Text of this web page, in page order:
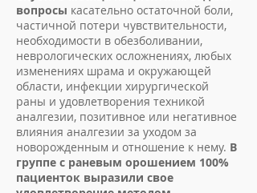
вопросы касательно остаточной боли,
частичной потери чувствительности,
необходимости в обезболивании,
неврологических осложнениях, любых
изменениях шрама и окружающей
области, инфекции хирургической
раны и удовлетворения техникой
аналгезии, позитивное или негативное
влияния аналгезии за уходом за
новорожденным и отношение к нему. В
группе с раневым орошением 100%
пациенток выразили свое